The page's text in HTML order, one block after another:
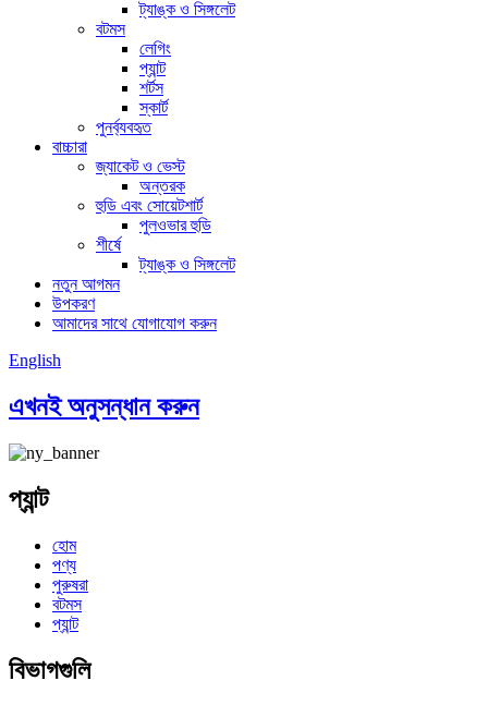
ট্যাঙ্ক ও সিঙ্গলেট
বটমস
লেগিং
প্যান্ট
শর্টস
স্কার্ট
পুনর্ব্যবহৃত
বাচ্চারা
জ্যাকেট ও ভেস্ট
অন্তরক
হুডি এবং সোয়েটশার্ট
পুলওভার হুডি
শীর্ষে
ট্যাঙ্ক ও সিঙ্গলেট
নতুন আগমন
উপকরণ
আমাদের সাথে যোগাযোগ করুন
English
এখনই অনুসন্ধান করুন
প্যান্ট
হোম
পণ্য
পুরুষরা
বটমস
প্যান্ট
বিভাগগুলি